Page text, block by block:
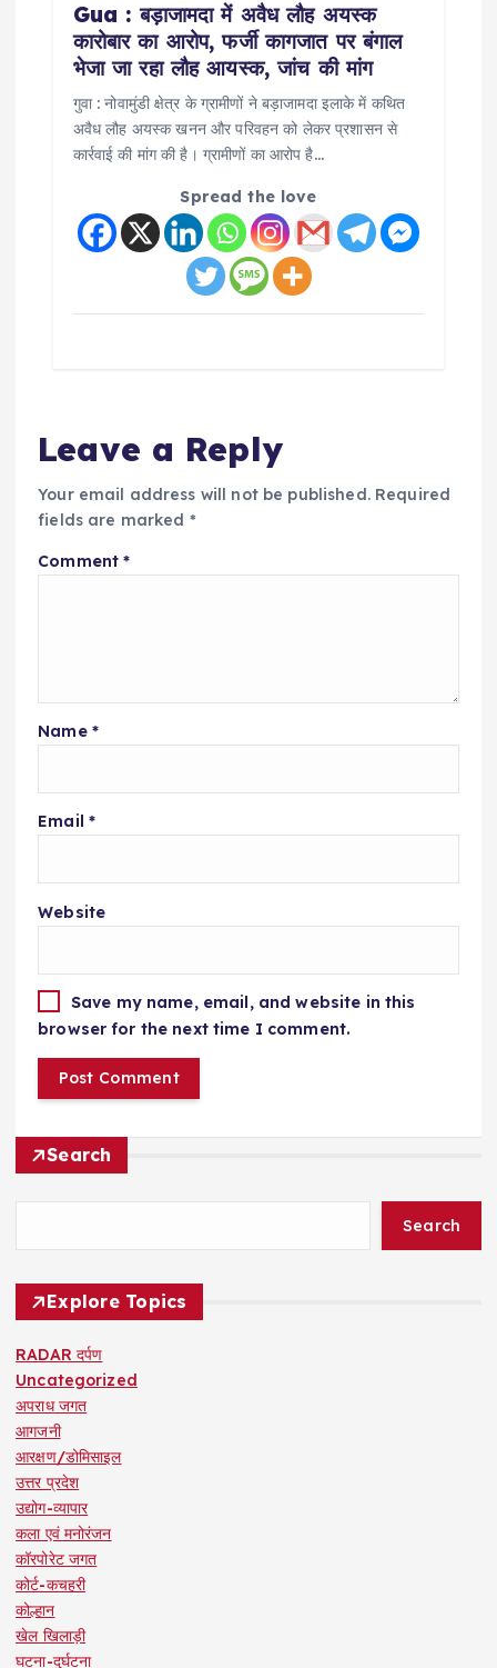
Gua : बड़ाजामदा में अवैध लौह अयस्क
कारोबार का आरोप, फर्जी कागजात पर बंगाल
भेजा जा रहा लौह आयस्क, जांच की मांग
गुवा : नोवामुंडी क्षेत्र के ग्रामीणों ने बड़ाजामदा इलाके में कथित
अवैध लौह अयस्क खनन और परिवहन को लेकर प्रशासन से
कार्रवाई की मांग की है। ग्रामीणों का आरोप है…
Spread the love
Leave a Reply
Your email address will not be published. Required
fields are marked *
Comment*
Name *
Email *
Website
Save my name, email, and website in this
browser for the next time I comment.
Search
Search
Explore Topics
RADAR दर्पण
Uncategorized
अपराध जगत
आगजनी
आरक्षण/डोमिसाइल
उत्तर प्रदेश
उद्योग-व्यापार
कला एवं मनोरंजन
कॉरपोरेट जगत
कोर्ट-कचहरी
कोल्हान
खेल खिलाड़ी
घटना-दुर्घटना